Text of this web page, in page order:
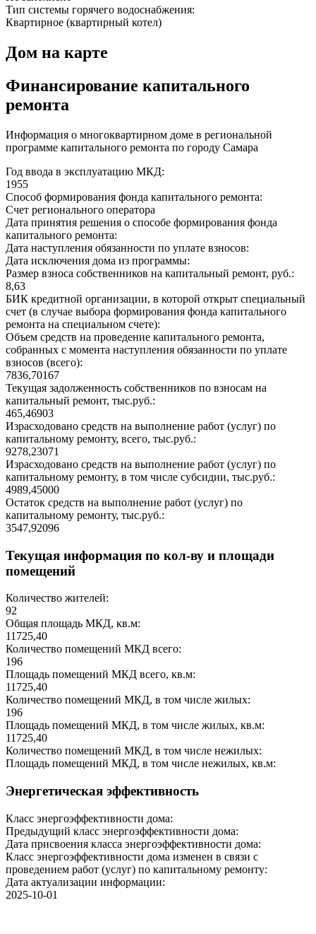
Тип системы горячего водоснабжения:
Квартирное (квартирный котел)
Дом на карте
Финансирование капитального
ремонта
Информация о многоквартирном доме в региональной
программе капитального ремонта по городу Самара
Год ввода в эксплуатацию МКД:
1955
Способ формирования фонда капитального ремонта:
Счет регионального оператора
Дата принятия решения о способе формирования фонда
капитального ремонта:
Дата наступления обязанности по уплате взносов:
Дата исключения дома из программы:
Размер взноса собственников на капитальный ремонт, руб.:
8,63
БИК кредитной организации, в которой открыт специальный
счет (в случае выбора формирования фонда капитального
ремонта на специальном счете):
Объем средств на проведение капитального ремонта,
собранных с момента наступления обязанности по уплате
взносов (всего):
7836,70167
Текущая задолженность собственников по взносам на
капитальный ремонт, тыс.руб.:
465,46903
Израсходовано средств на выполнение работ (услуг) по
капитальному ремонту, всего, тыс.руб.:
9278,23071
Израсходовано средств на выполнение работ (услуг) по
капитальному ремонту, в том числе субсидии, тыс.руб.:
4989,45000
Остаток средств на выполнение работ (услуг) по
капитальному ремонту, тыс.руб.:
3547,92096
Текущая информация по кол-ву и площади
помещений
Количество жителей:
92
Общая площадь МКД, кв.м:
11725,40
Количество помещений МКД всего:
196
Площадь помещений МКД всего, кв.м:
11725,40
Количество помещений МКД, в том числе жилых:
196
Площадь помещений МКД, в том числе жилых, кв.м:
11725,40
Количество помещений МКД, в том числе нежилых:
Площадь помещений МКД, в том числе нежилых, кв.м:
Энергетическая эффективность
Класс энергоэффективности дома:
Предыдущий класс энергоэффективности дома:
Дата присвоения класса энергоэффективности дома:
Класс энергоэффективности дома изменен в связи с
проведением работ (услуг) по капитальному ремонту:
Дата актуализации информации:
2025-10-01